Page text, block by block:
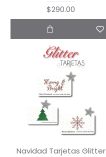
$290.00
Navidad Tarjetas Glitter